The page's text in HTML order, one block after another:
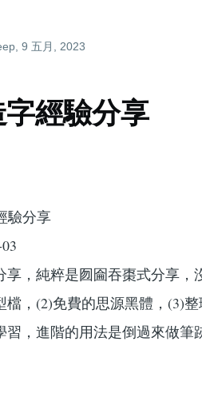
, 9 五月, 2023
經驗分享
驗分享
享，純粹是囫圇吞棗式分享
檔，(2)免費的思源黑體，(3)
習，進階的用法是倒過來做筆